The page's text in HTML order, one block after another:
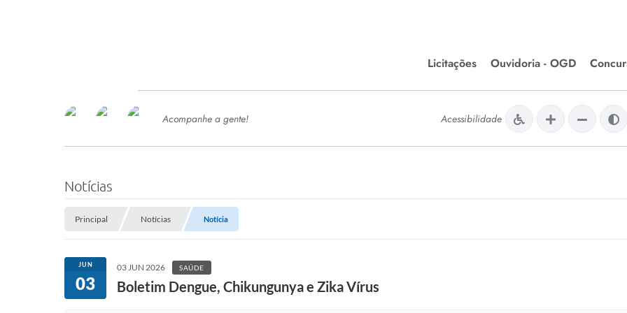
Licitações
Editais de Licitações
Chamamentos Públicos
Ouvidoria - OGD
SERVIÇOS
SEMED
Processo de Contratação -
Concursos e Processos Seletivos
Esporte
Meio Ambiente
Acompanhe a gente! Acessibilidade
Notícias
Principal Notícias Notícia
JUN
03
03 JUN 2026 SAÚDE
Boletim Dengue, Chikungunya e Zika Vírus